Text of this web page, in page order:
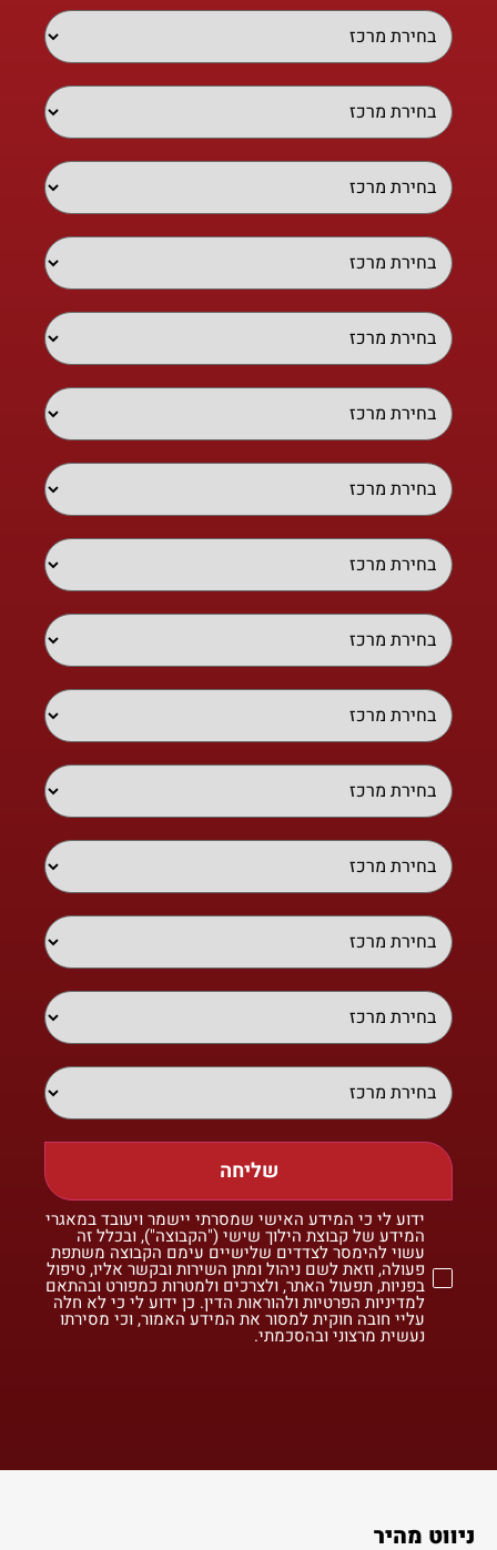
שליחה
ידוע לי כי המידע האישי שמסרתי יישמר ויעובד במאגרי
המידע של קבוצת הילוך שישי ("הקבוצה"), ובכלל זה
עשוי להימסר לצדדים שלישיים עימם הקבוצה משתפת
פעולה, וזאת לשם ניהול ומתן השירות ובקשר אליו, טיפול
בפניות, תפעול האתר, ולצרכים ולמטרות כמפורט ובהתאם
למדיניות הפרטיות ולהוראות הדין. כן ידוע לי כי לא חלה
עליי חובה חוקית למסור את המידע האמור, וכי מסירתו
נעשית מרצוני ובהסכמתי.
ניווט מהיר